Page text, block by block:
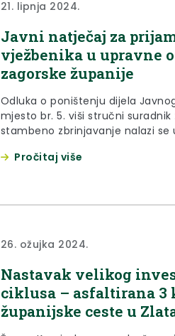
21. lipnja 2024.
Javni natječaj za
vježbenika u upravne
zagorske županije
Odluka o poništenju dijela
mjesto br. 5. viši stručni
stambeno zbrinjavanje nalazi se
referent za promet i prometnu
Pročitaj više
26. ožujka 2024.
Nastavak velikog
ciklusa – asfaltirana 3
županijske ceste u